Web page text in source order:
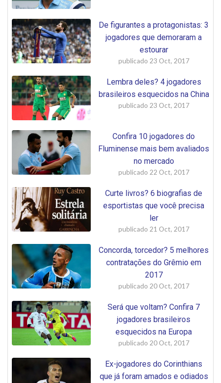
De figurantes a protagonistas: 3
jogadores que demoraram a
estourar
publicado 23 Oct, 2017
Lembra deles? 4 jogadores
brasileiros esquecidos na China
publicado 23 Oct, 2017
Confira 10 jogadores do
Fluminense mais bem avaliados
no mercado
publicado 22 Oct, 2017
Curte livros? 6 biografias de
esportistas que você precisa
ler
publicado 21 Oct, 2017
Concorda, torcedor? 5 melhores
contratações do Grêmio em
2017
publicado 20 Oct, 2017
Será que voltam? Confira 7
jogadores brasileiros
esquecidos na Europa
publicado 20 Oct, 2017
Ex-jogadores do Corinthians
que já foram amados e odiados